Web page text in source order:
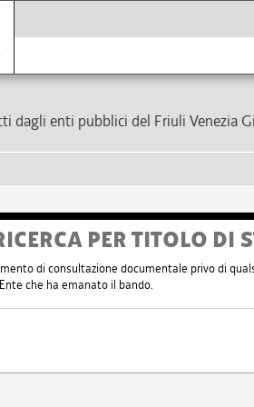
dagli enti pubblici del Friuli Venezia
PER TITOLO DI
di consultazione documentale privo di
che ha emanato il bando.